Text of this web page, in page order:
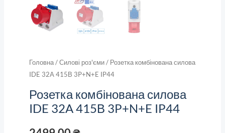
Головна/Силові роз'єми/ Розетка комбінована силова
IDE 32A 415В 3P+N+E IP44
Розетка комбінована силова
IDE 32A 415В 3P+N+E IP44